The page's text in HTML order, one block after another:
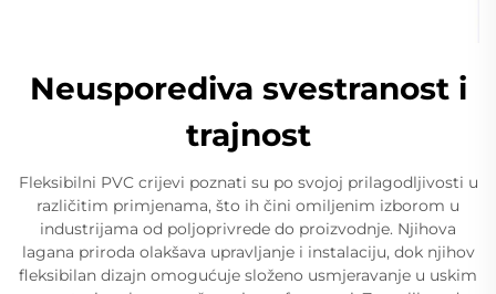
Neusporediva svestranost i
trajnost
Fleksibilni PVC crijevi poznati su po svojoj prilagodljivosti u
različitim primjenama, što ih čini omiljenim izborom u
industrijama od poljoprivrede do proizvodnje. Njihova
lagana priroda olakšava upravljanje i instalaciju, dok njihov
fleksibilan dizajn omogućuje složeno usmjeravanje u uskim